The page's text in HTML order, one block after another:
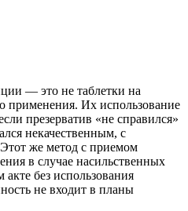
— это не таблетки на
применения. Их использование
презерватив «не справился»
некачественным, с
же метод с приемом
в случае насильственных
без использования
не входит в планы